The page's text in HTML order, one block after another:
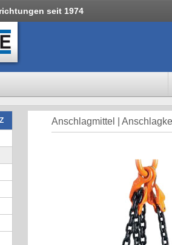
seit 1974
Anschlagmittel |